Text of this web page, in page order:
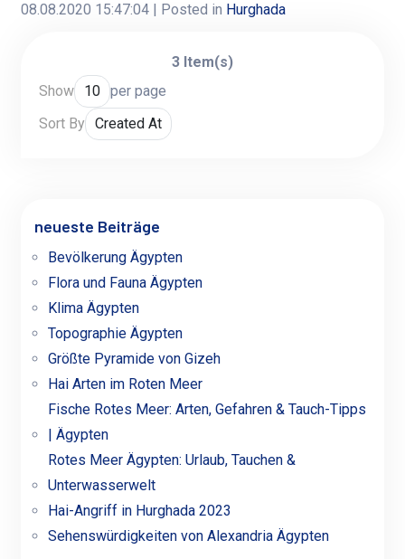
08.08.2020 15:47:04 | Posted in Hurghada
3 Item(s)
Show
per page
Sort By
neueste Beiträge
Bevölkerung Ägypten
Flora und Fauna Ägypten
Klima Ägypten
Topographie Ägypten
Größte Pyramide von Gizeh
Hai Arten im Roten Meer
Fische Rotes Meer: Arten, Gefahren & Tauch-Tipps
| Ägypten
Rotes Meer Ägypten: Urlaub, Tauchen &
Unterwasserwelt
Hai-Angriff in Hurghada 2023
Sehenswürdigkeiten von Alexandria Ägypten